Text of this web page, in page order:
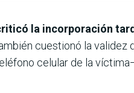
la incorporación
cuestionó la validez
celular de la